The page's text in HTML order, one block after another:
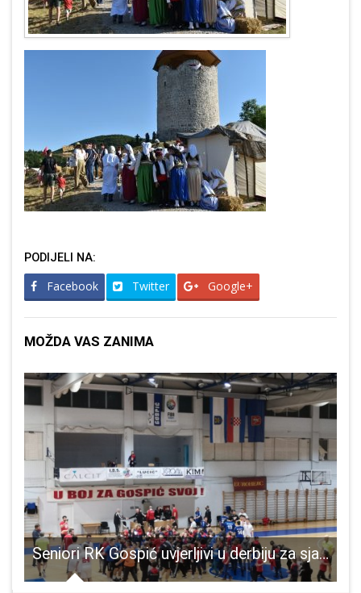
PODIJELI NA:
Facebook Twitter Google+
MOŽDA VAS ZANIMA
Seniori RK Gospić uvjerljivi u derbiju za sjajan završetak prvog dijela sezone